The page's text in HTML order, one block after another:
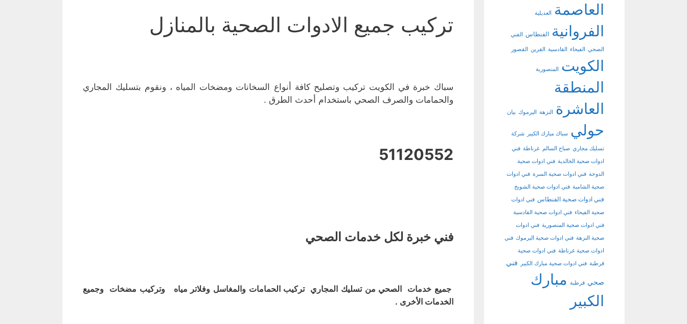
تركيب جميع الادوات الصحية بالمنازل
سباك خبرة في الكويت تركيب وتصليح كافة أنواع السخانات ومضخات المياه ، ونقوم بتسليك المجاري
والحمامات والصرف الصحي باستخدام أحدث الطرق .
51120552
فني خبرة لكل خدمات الصحي
جميع خدمات الصحي من تسليك المجاري تركيب الحمامات والمغاسل وفلاتر مياه وتركيب مضخات وجميع
الخدمات الأخرى .
العاصمة العديلية
الفروانية الفنطاس الفني
الصحي الفيحاء القادسية القرين القصور
الكويت المنصورية
المنطقة
العاشرة
النزهة اليرموك بيان
حولي سباك مبارك الكبير شركة
تسليك مجاري صباح السالم غرناطة فني
ادوات صحية الخالدية فني ادوات صحية
الدوحة فني ادوات صحية السرة فني ادوات
صحية الشامية فني ادوات صحية الشويخ
فني ادوات صحية الفنطاس فني ادوات
صحية الفيحاء فني ادوات صحية القادسية
فني ادوات صحية المنصورية فني ادوات
صحية النزهة فني ادوات صحية اليرموك فني
ادوات صحية غرناطة فني ادوات صحية
قرطبة فني ادوات صحية مبارك الكبير فني
صحي قرطبة مبارك
الكبير